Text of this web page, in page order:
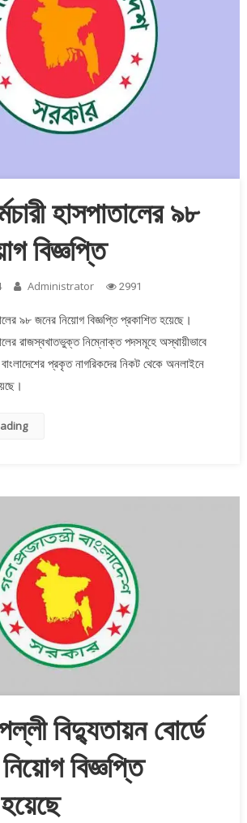
হাসপাতালের ৯৮
বিজ্ঞপ্তি
Administrator 2991
৯৮ জনের নিয়োগ বিজ্ঞপ্তি প্রকাশিত হয়েছে।
রাজস্বখাতভুক্ত নিম্নোক্ত পদসমূহে অস্থায়ীভাবে
প্রকৃত নাগরিকদের নিকট থেকে অনলাইনে
বিদ্যুতায়ন বোর্ডে
বিজ্ঞপ্তি